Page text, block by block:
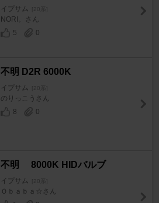
イプサム [20系]
NORI。さん
5
0
不明 D2R 6000K
イプサム [20系]
のりっこうさん
8
0
不明 8000K HIDバルブ
イプサム [20系]
Ｏｂａｂａ☆さん